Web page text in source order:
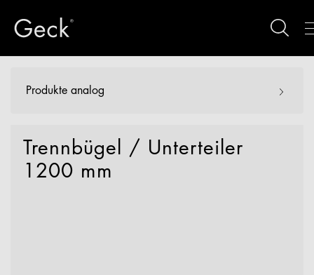
Produkte analog
Trennbügel / Unterteiler
1200 mm